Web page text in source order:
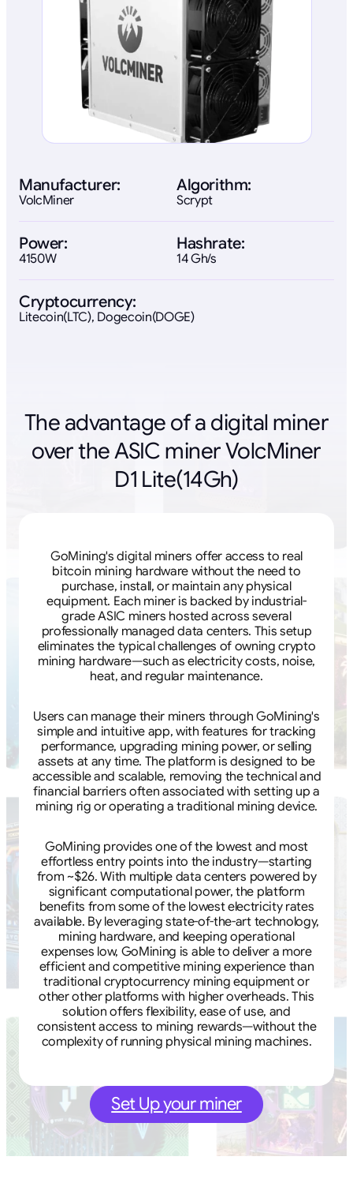
Manufacturer:
VolcMiner
Algorithm:
Scrypt
Power:
4150W
Hashrate:
14 Gh/s
Cryptocurrency:
Litecoin(LTC), Dogecoin(DOGE)
The advantage of a digital miner
over the ASIC miner VolcMiner
D1 Lite(14Gh)
GoMining's digital miners offer access to real
bitcoin mining hardware without the need to
purchase, install, or maintain any physical
equipment. Each miner is backed by industrial-
grade ASIC miners hosted across several
professionally managed data centers. This setup
eliminates the typical challenges of owning crypto
mining hardware—such as electricity costs, noise,
heat, and regular maintenance.
Users can manage their miners through GoMining's
simple and intuitive app, with features for tracking
performance, upgrading mining power, or selling
assets at any time. The platform is designed to be
accessible and scalable, removing the technical and
financial barriers often associated with setting up a
mining rig or operating a traditional mining device.
GoMining provides one of the lowest and most
effortless entry points into the industry—starting
from ~$26. With multiple data centers powered by
significant computational power, the platform
benefits from some of the lowest electricity rates
available. By leveraging state-of-the-art technology,
mining hardware, and keeping operational
expenses low, GoMining is able to deliver a more
efficient and competitive mining experience than
traditional cryptocurrency mining equipment or
other other platforms with higher overheads. This
solution offers flexibility, ease of use, and
consistent access to mining rewards—without the
complexity of running physical mining machines.
Set Up your miner